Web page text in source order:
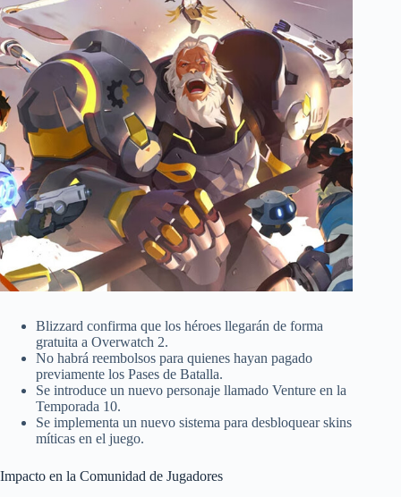
Blizzard confirma que los héroes llegarán de forma
gratuita a Overwatch 2.
No habrá reembolsos para quienes hayan pagado
previamente los Pases de Batalla.
Se introduce un nuevo personaje llamado Venture en la
Temporada 10.
Se implementa un nuevo sistema para desbloquear skins
míticas en el juego.
Impacto en la Comunidad de Jugadores